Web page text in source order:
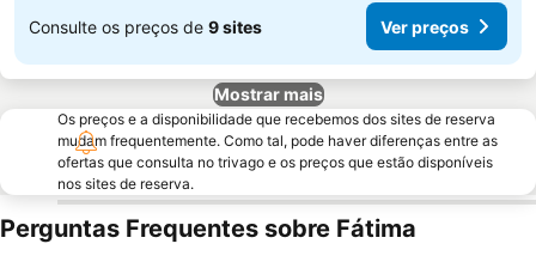
Consulte os preços de 9 sites Ver preços
Mostrar mais
Os preços e a disponibilidade que recebemos dos sites de reserva
mudam frequentemente. Como tal, pode haver diferenças entre as
ofertas que consulta no trivago e os preços que estão disponíveis
nos sites de reserva.
Perguntas Frequentes sobre Fátima